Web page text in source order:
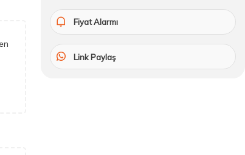
Fiyat Alarmı
Link Paylaş